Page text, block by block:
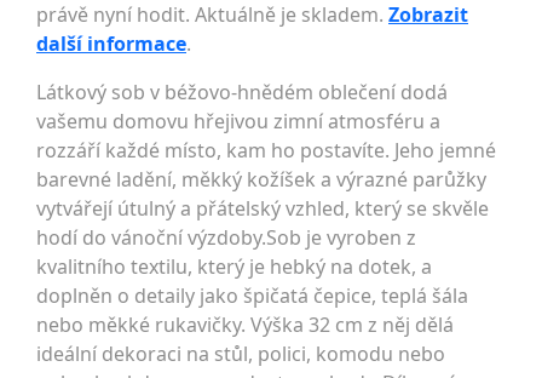
právě nyní hodit. Aktuálně je skladem. Zobrazit
další informace.
Látkový sob v béžovo-hnědém oblečení dodá
vašemu domovu hřejivou zimní atmosféru a
rozzáří každé místo, kam ho postavíte. Jeho jemné
barevné ladění, měkký kožíšek a výrazné parůžky
vytvářejí útulný a přátelský vzhled, který se skvěle
hodí do vánoční výzdoby.Sob je vyroben z
kvalitního textilu, který je hebký na dotek, a
doplněn o detaily jako špičatá čepice, teplá šála
nebo měkké rukavičky. Výška 32 cm z něj dělá
ideální dekoraci na stůl, polici, komodu nebo